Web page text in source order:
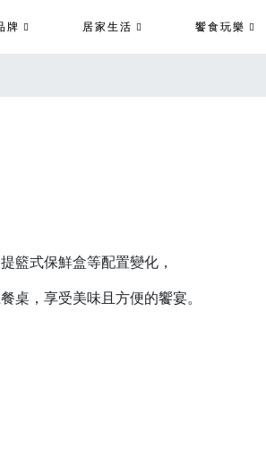
牌 居家生活 饗食玩樂
籃式保鮮盒等配置變化，
桌，享受美味且方便的饗宴。